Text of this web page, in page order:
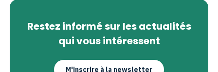
Restez informé sur les actualités
qui vous intéressent
M'inscrire à la newsletter